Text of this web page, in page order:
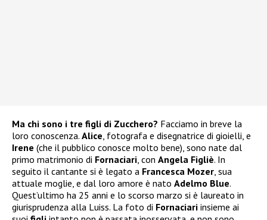
Ma chi sono i tre figli di Zucchero? Facciamo in breve la
loro conoscenza. Alice , fotografa e disegnatrice di gioielli, e
Irene (che il pubblico conosce molto bene), sono nate dal
primo matrimonio di Fornaciari , con Angela Figliè. In
seguito il cantante si è legato a Francesca Mozer , sua
attuale moglie, e dal loro amore è nato Adelmo Blue.
Quest’ultimo ha 25 anni e lo scorso marzo si è laureato in
giurisprudenza alla Luiss. La foto di Fornaciari insieme ai